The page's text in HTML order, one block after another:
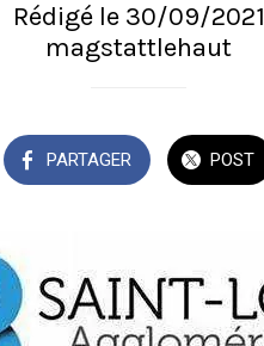
Rédigé le 30/09/2021
magstattlehaut
PARTAGER POST